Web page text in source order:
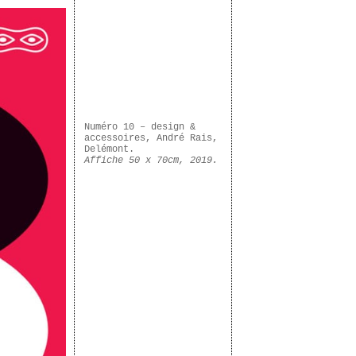
Numéro 10 – design &
accessoires, André Rais,
Delémont.
Affiche 50 x 70cm, 2019.